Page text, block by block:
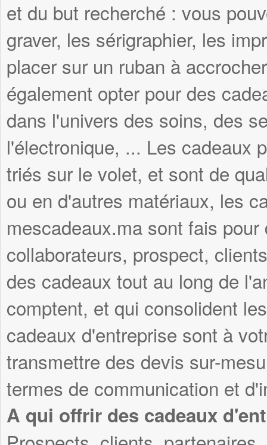
et du but recherché : vous
graver, les sérigraphier, les
placer sur un ruban à
également opter pour des
dans l'univers des soins, des
l'électronique, ... Les cadeaux
triés sur le volet, et sont de
ou en d'autres matériaux, les
mescadeaux.ma sont fais
collaborateurs, prospect,
des cadeaux tout au long de
comptent, et qui consolident
cadeaux d'entreprise sont à
transmettre des devis sur-
termes de communication et
A qui offrir des cadeaux